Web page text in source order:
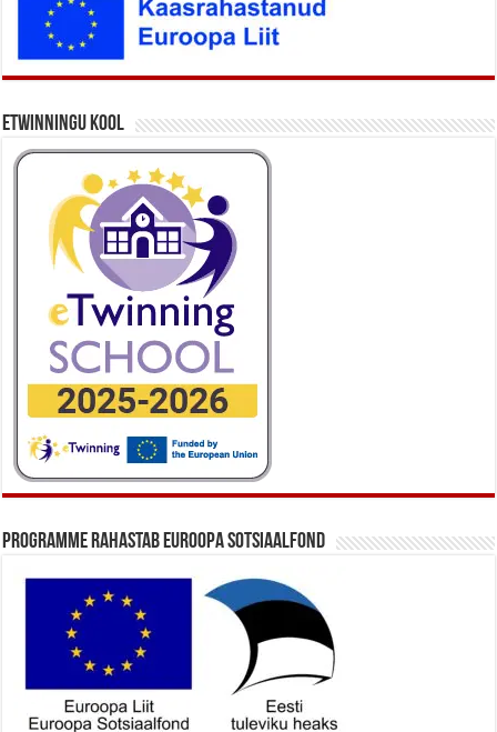
eTwinningu kool
Programme rahastab Euroopa Sotsiaalfond